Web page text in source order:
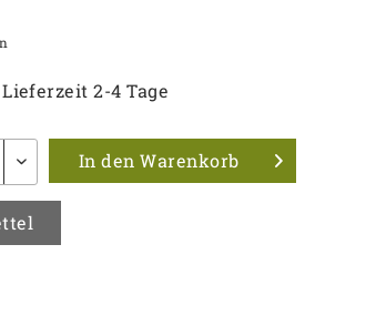
2-4 Tage
In den Warenkorb